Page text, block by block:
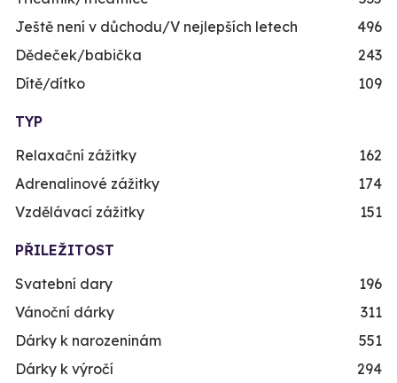
Ještě není v důchodu/V nejlepších letech
496
Dědeček/babička
243
Dítě/dítko
109
TYP
Relaxační zážitky
162
Adrenalinové zážitky
174
Vzdělávací zážitky
151
PŘILEŽITOST
Svatební dary
196
Vánoční dárky
311
Dárky k narozeninám
551
Dárky k výročí
294